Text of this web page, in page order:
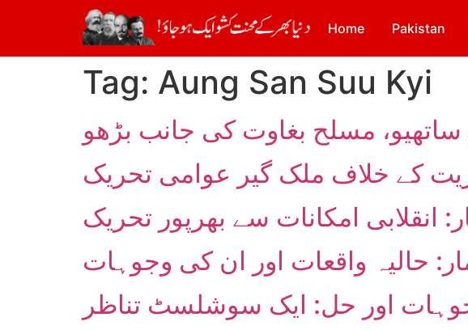
Home Pakistan
Tag: Aung San Suu Kyi
کے خلاف ملک گیر عوامی تحریک
انقلابی امکانات سے بھرپور تحریک
حالیہ واقعات اور ان کی وجوہات
اور حل: ایک سوشلسٹ تناظر